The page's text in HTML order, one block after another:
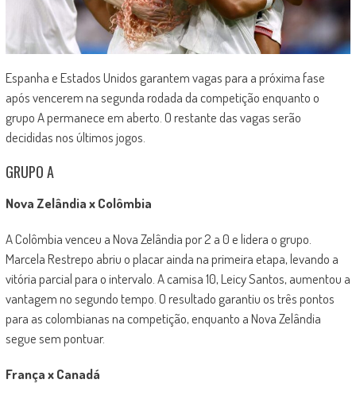
Espanha e Estados Unidos garantem vagas para a próxima fase
após vencerem na segunda rodada da competição enquanto o
grupo A permanece em aberto. O restante das vagas serão
decididas nos últimos jogos.
GRUPO A
Nova Zelândia x Colômbia
A Colômbia venceu a Nova Zelândia por 2 a 0 e lidera o grupo.
Marcela Restrepo abriu o placar ainda na primeira etapa, levando a
vitória parcial para o intervalo. A camisa 10, Leicy Santos, aumentou a
vantagem no segundo tempo. O resultado garantiu os três pontos
para as colombianas na competição, enquanto a Nova Zelândia
segue sem pontuar.
França x Canadá